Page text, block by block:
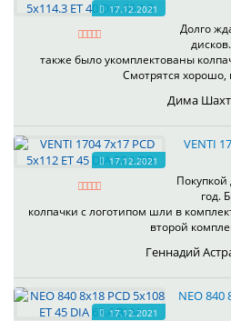
17.12.2021
Долго
также было укомплектованы
Смотрятся хорошо,
Дима
17.12.2021
VENTI
Покупкой
год.
колпачки с логотипом шли в
второй
Геннадий
17.12.2021
NEO 840